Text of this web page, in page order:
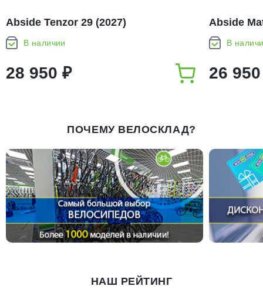
Abside Tenzor 29 (2027)
В наличии
28 950 ₽
Abside
В
26
ПОЧЕМУ ВЕЛОСКЛАД?
НАШ РЕЙТИНГ